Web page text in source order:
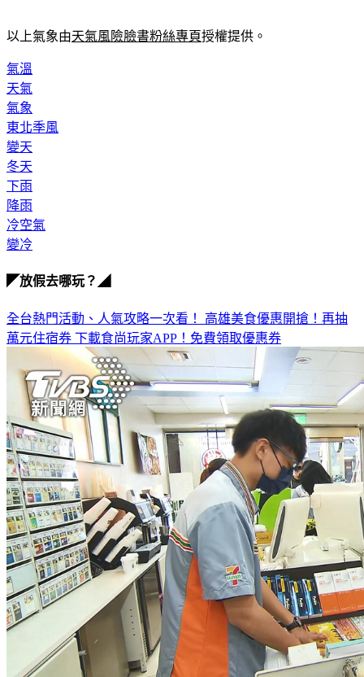
以上氣象由天氣風險臉書粉絲專頁授權提供。
氣溫
天氣
氣象
東北季風
變天
冬天
下雨
降雨
冷空氣
變冷
◤放假去哪玩？◢
全台熱門活動、人氣攻略一次看！ 高雄美食優惠開搶！再抽
萬元住宿券 下載食尚玩家APP！免費領取優惠券